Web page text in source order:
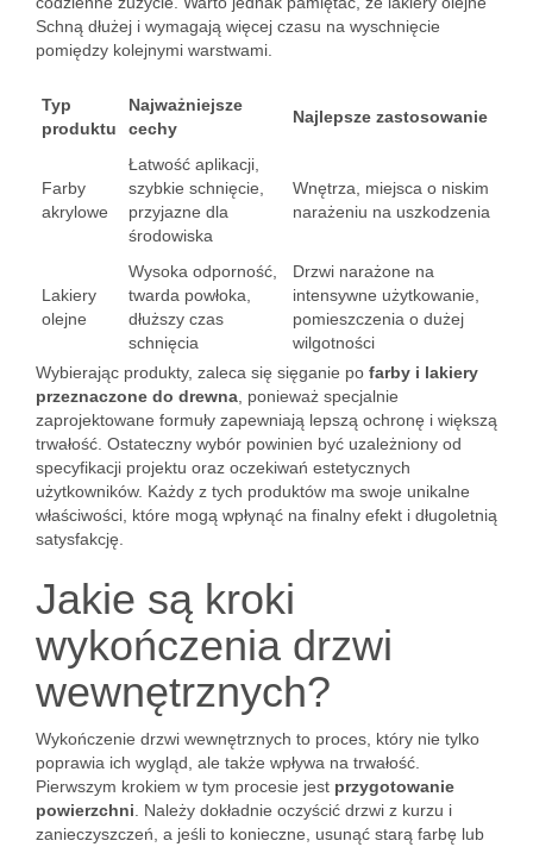
Schną dłużej i wymagają więcej czasu na wyschnięcie
pomiędzy kolejnymi warstwami.
Typ
produktu
Najważniejsze
cechy
Najlepsze zastosowanie
Farby
akrylowe
Łatwość aplikacji,
szybkie schnięcie,
przyjazne dla
środowiska
Wnętrza, miejsca o niskim
narażeniu na uszkodzenia
Lakiery
olejne
Wysoka odporność,
twarda powłoka,
dłuższy czas
schnięcia
Drzwi narażone na
intensywne użytkowanie,
pomieszczenia o dużej
wilgotności
Wybierając produkty, zaleca się sięganie po farby i lakiery
przeznaczone do drewna , ponieważ specjalnie
zaprojektowane formuły zapewniają lepszą ochronę i większą
trwałość. Ostateczny wybór powinien być uzależniony od
specyfikacji projektu oraz oczekiwań estetycznych
użytkowników. Każdy z tych produktów ma swoje unikalne
właściwości, które mogą wpłynąć na finalny efekt i długoletnią
satysfakcję.
Jakie są kroki
wykończenia drzwi
wewnętrznych?
Wykończenie drzwi wewnętrznych to proces, który nie tylko
poprawia ich wygląd, ale także wpływa na trwałość.
Pierwszym krokiem w tym procesie jest przygotowanie
powierzchni . Należy dokładnie oczyścić drzwi z kurzu i
zanieczyszczeń, a jeśli to konieczne, usunąć starą farbę lub